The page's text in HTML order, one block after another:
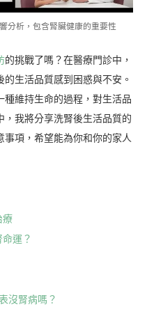
分析，包含腎臟健康的重要性
的挑戰了嗎？在醫療門診中，
生活品質感到困惑與不安。
種維持生命的過程，對生活品
我將分享洗腎後生活品質的
事項，希望能為你和你的家人
療
運？
沒腎病嗎？